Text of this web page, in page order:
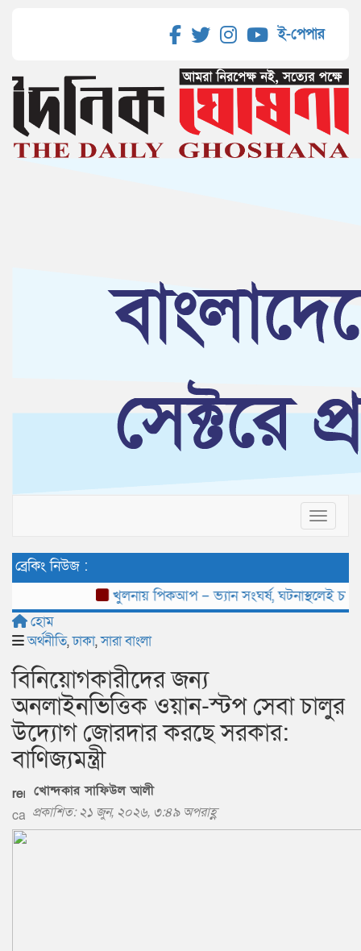
ই-পেপার
ব্রেকিং নিউজ :
খুলনায় পিকআপ – ভ্যান সংঘর্ষ, ঘটনাস্থলেই চালকের
হোম
অর্থনীতি,ঢাকা,সারা বাংলা
বিনিয়োগকারীদের জন্য
অনলাইনভিত্তিক ওয়ান-স্টপ সেবা চালুর
উদ্যোগ জোরদার করছে সরকার:
বাণিজ্যমন্ত্রী
খোন্দকার সাফিউল আলী
প্রকাশিত: ২১ জুন, ২০২৬, ৩:৪৯ অপরাহ্ণ